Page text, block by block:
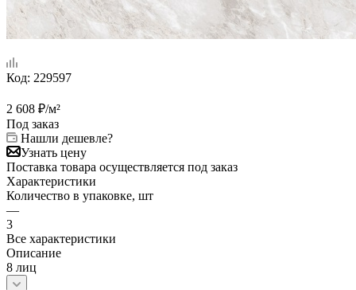
Код: 229597
2 608 ₽/м²
Под заказ
Нашли дешевле?
Узнать цену
Поставка товара осуществляется под заказ
Характеристики
Количество в упаковке, шт
—
3
Все характеристики
Описание
8 лиц